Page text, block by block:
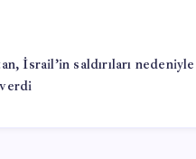
İsrail’in saldırıları nedeniyle